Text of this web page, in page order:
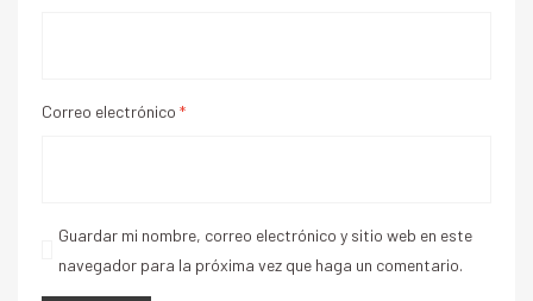
Correo electrónico *
Guardar mi nombre, correo electrónico y sitio web en este
navegador para la próxima vez que haga un comentario.